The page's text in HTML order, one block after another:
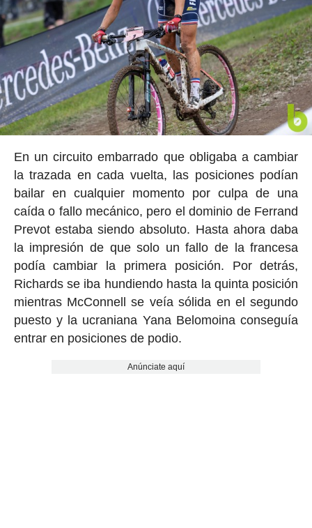
En un circuito embarrado que obligaba a cambiar
la trazada en cada vuelta, las posiciones podían
bailar en cualquier momento por culpa de una
caída o fallo mecánico, pero el dominio de Ferrand
Prevot estaba siendo absoluto. Hasta ahora daba
la impresión de que solo un fallo de la francesa
podía cambiar la primera posición. Por detrás,
Richards se iba hundiendo hasta la quinta posición
mientras McConnell se veía sólida en el segundo
puesto y la ucraniana Yana Belomoina conseguía
entrar en posiciones de podio.
Anúnciate aquí